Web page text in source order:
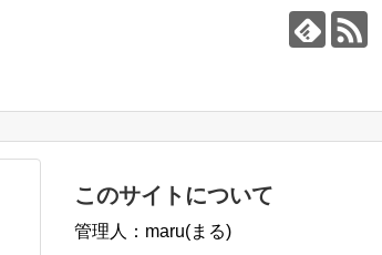
このサイトについて
管理人：maru(まる)